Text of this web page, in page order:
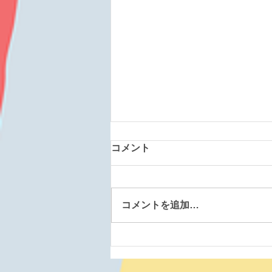
森町道場 260807
コメント
コメントを追加…